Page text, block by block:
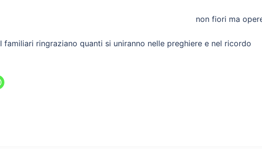
non fiori ma
I familiari ringraziano quanti si uniranno nelle preghiere e nel ricordo